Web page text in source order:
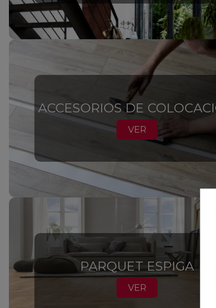
ACCESORIOS DE
VER
PARQUET ESPIGA
VER